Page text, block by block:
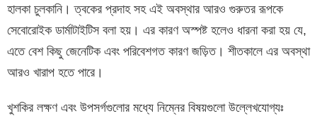
হালকা চুলকানি। ত্বকের প্রদাহ সহ এই অবস্থার আরও গুরুতর রূপকে
সেবোরোইক ডার্মাটাইটিস বলা হয়। এর কারণ অস্পষ্ট হলেও ধারনা করা হয় যে,
এতে বেশ কিছু জেনেটিক এবং পরিবেশগত কারণ জড়িত। শীতকালে এর অবস্থা
আরও খারাপ হতে পারে।
খুশকির লক্ষণ এবং উপসর্গগুলোর মধ্যে নিম্নের বিষয়গুলো উল্লেখযোগ্যঃ